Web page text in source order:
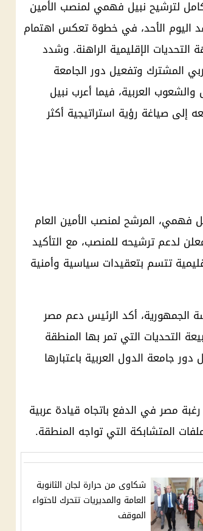
لترشيح نبيل فهمي لمنصب الأمين
اليوم الأحد، في خطوة تعكس اهتمام
التحديات الإقليمية الراهنة. وشدد
المشترك وتفعيل دور الجامعة
والشعوب العربية، فيما أعرب نبيل
صياغة رؤية استراتيجية أكثر
فهمي، المرشح لمنصب الأمين العام
لدعم ترشيحه للمنصب، مع التأكيد
تتسم بتعقيدات سياسية وأمنية
الجمهورية، أكد الرئيس دعم مصر
التحديات التي تمر بها المنطقة
جامعة الدول العربية باعتبارها
مصر في الدفع باتجاه قيادة عربية
المتشابكة التي تواجه المنطقة.
شكاوى من حرارة لجان الثانوية
العامة والمديريات تتحرك لاحتواء
الموقف